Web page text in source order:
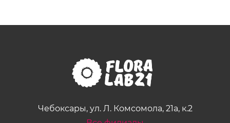
Чебоксары, ул. Л. Комсомола, 21а, к.2